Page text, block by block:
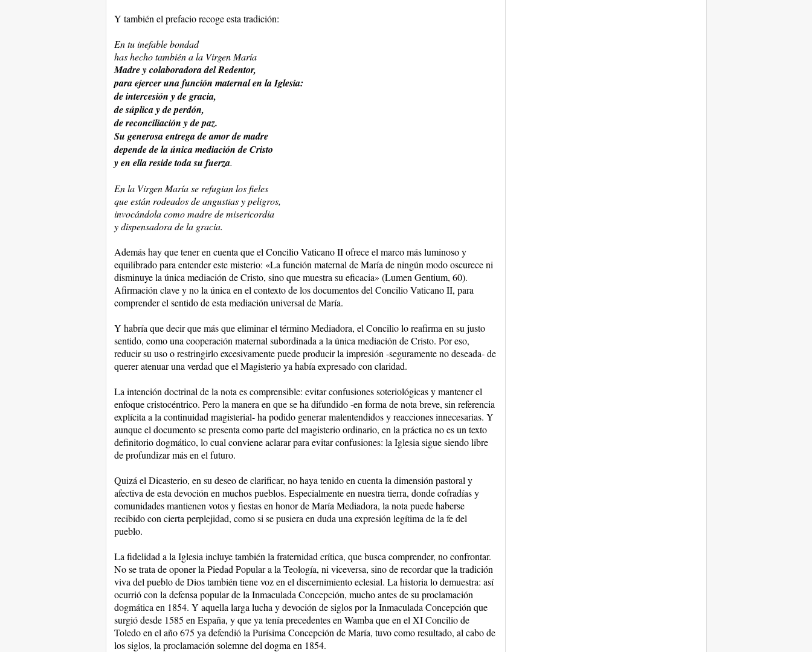
Y también el prefacio recoge esta tradición:
En tu inefable bondad
has hecho también a la Virgen María
Madre y colaboradora del Redentor,
para ejercer una función maternal en la Iglesia:
de intercesión y de gracia,
de súplica y de perdón,
de reconciliación y de paz.
Su generosa entrega de amor de madre
depende de la única mediación de Cristo
y en ella reside toda su fuerza.
En la Virgen María se refugian los fieles
que están rodeados de angustias y peligros,
invocándola como madre de misericordia
y dispensadora de la gracia.
Además hay que tener en cuenta que el Concilio Vaticano II ofrece el marco más luminoso y
equilibrado para entender este misterio: «La función maternal de María de ningún modo oscurece ni
disminuye la única mediación de Cristo, sino que muestra su eficacia» (Lumen Gentium, 60).
Afirmación clave y no la única en el contexto de los documentos del Concilio Vaticano II, para
comprender el sentido de esta mediación universal de María.
Y habría que decir que más que eliminar el término Mediadora, el Concilio lo reafirma en su justo
sentido, como una cooperación maternal subordinada a la única mediación de Cristo. Por eso,
reducir su uso o restringirlo excesivamente puede producir la impresión -seguramente no deseada- de
querer atenuar una verdad que el Magisterio ya había expresado con claridad.
La intención doctrinal de la nota es comprensible: evitar confusiones soteriológicas y mantener el
enfoque cristocéntrico. Pero la manera en que se ha difundido -en forma de nota breve, sin referencia
explícita a la continuidad magisterial- ha podido generar malentendidos y reacciones innecesarias. Y
aunque el documento se presenta como parte del magisterio ordinario, en la práctica no es un texto
definitorio dogmático, lo cual conviene aclarar para evitar confusiones: la Iglesia sigue siendo libre
de profundizar más en el futuro.
Quizá el Dicasterio, en su deseo de clarificar, no haya tenido en cuenta la dimensión pastoral y
afectiva de esta devoción en muchos pueblos. Especialmente en nuestra tierra, donde cofradías y
comunidades mantienen votos y fiestas en honor de María Mediadora, la nota puede haberse
recibido con cierta perplejidad, como si se pusiera en duda una expresión legítima de la fe del
pueblo.
La fidelidad a la Iglesia incluye también la fraternidad crítica, que busca comprender, no confrontar.
No se trata de oponer la Piedad Popular a la Teología, ni viceversa, sino de recordar que la tradición
viva del pueblo de Dios también tiene voz en el discernimiento eclesial. La historia lo demuestra: así
ocurrió con la defensa popular de la Inmaculada Concepción, mucho antes de su proclamación
dogmática en 1854. Y aquella larga lucha y devoción de siglos por la Inmaculada Concepción que
surgió desde 1585 en España, y que ya tenía precedentes en Wamba que en el XI Concilio de
Toledo en el año 675 ya defendió la Purísima Concepción de María, tuvo como resultado, al cabo de
los siglos, la proclamación solemne del dogma en 1854.